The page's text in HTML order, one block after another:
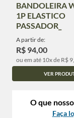
BANDOLEIRA
1P ELASTICO
PASSADOR_
A partir de:
R$ 94,00
ou em até 10x de R$
VER
O que
Faça